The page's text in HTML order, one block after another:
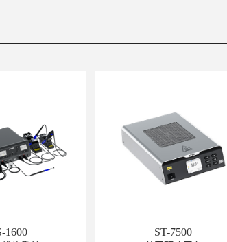
1600 ST-7500